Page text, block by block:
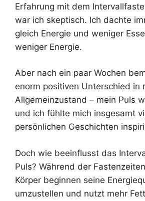
Erfahrung mit dem
war ich skeptisch. Ich dachte
gleich Energie und weniger
weniger Energie.
Aber nach ein paar Wochen
enorm positiven Unterschied in
Allgemeinzustand – mein Puls
und ich fühlte mich insgesamt
persönlichen Geschichten
Doch wie beeinflusst das
Puls? Während der
Körper beginnen seine
umzustellen und nutzt mehr